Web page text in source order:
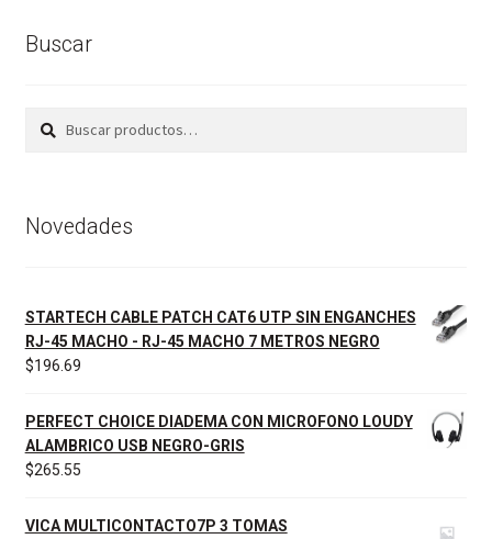
Buscar
Buscar
Buscar
Novedades
STARTECH CABLE PATCH CAT6 UTP SIN ENGANCHES
RJ-45 MACHO - RJ-45 MACHO 7 METROS NEGRO
$196.69
PERFECT CHOICE DIADEMA CON MICROFONO LOUDY
ALAMBRICO USB NEGRO-GRIS
$265.55
VICA MULTICONTACTO7P 3 TOMAS